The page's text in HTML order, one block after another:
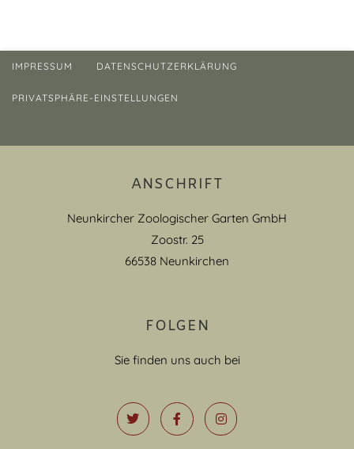
IMPRESSUM DATENSCHUTZERKLÄRUNG
PRIVATSPHÄRE-EINSTELLUNGEN
ANSCHRIFT
Neunkircher Zoologischer Garten GmbH
Zoostr. 25
66538 Neunkirchen
FOLGEN
Sie finden uns auch bei